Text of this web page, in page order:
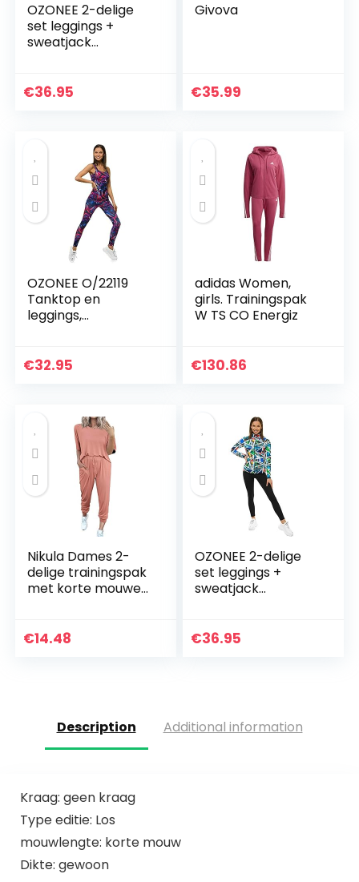
OZONEE 2-delige
set leggings +
sweatjack
joggingpak
€36.95
Givova
€35.99
OZONEE O/22119
Tanktop en
leggings,
sportlegging,
€32.95
adidas Women,
girls. Trainingspak
W TS CO Energiz
€130.86
Nikula Dames 2-
delige trainingspak
met korte mouwen
Sweatshirt en
€14.48
OZONEE 2-delige
set leggings +
sweatjack
joggingpak
€36.95
Description Additional information
Kraag: geen kraag
Type editie: Los
mouwlengte: korte mouw
Dikte: gewoon